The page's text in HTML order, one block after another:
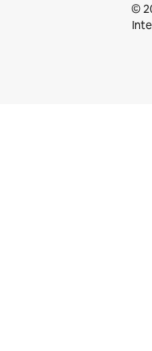
©